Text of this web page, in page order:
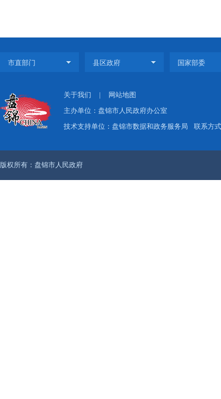
关于我们 网站地图
主办单位：盘锦市人民政府办公室
技术支持单位：盘锦市数据和政务服务局 联系方
版权所有：盘锦市人民政府